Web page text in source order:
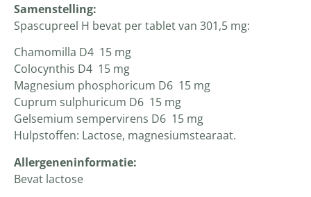
Samenstelling:
Spascupreel H bevat per tablet van 301,5 mg:
Chamomilla D4 15 mg
Colocynthis D4 15 mg
Magnesium phosphoricum D6 15 mg
Cuprum sulphuricum D6 15 mg
Gelsemium sempervirens D6 15 mg
Hulpstoffen: Lactose, magnesiumstearaat.
Allergeneninformatie:
Bevat lactose